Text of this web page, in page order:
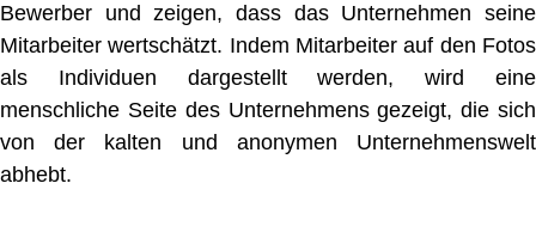
Bewerber und zeigen, dass das Unternehmen seine
Mitarbeiter wertschätzt. Indem Mitarbeiter auf den Fotos
als Individuen dargestellt werden, wird eine
menschliche Seite des Unternehmens gezeigt, die sich
von der kalten und anonymen Unternehmenswelt
abhebt.